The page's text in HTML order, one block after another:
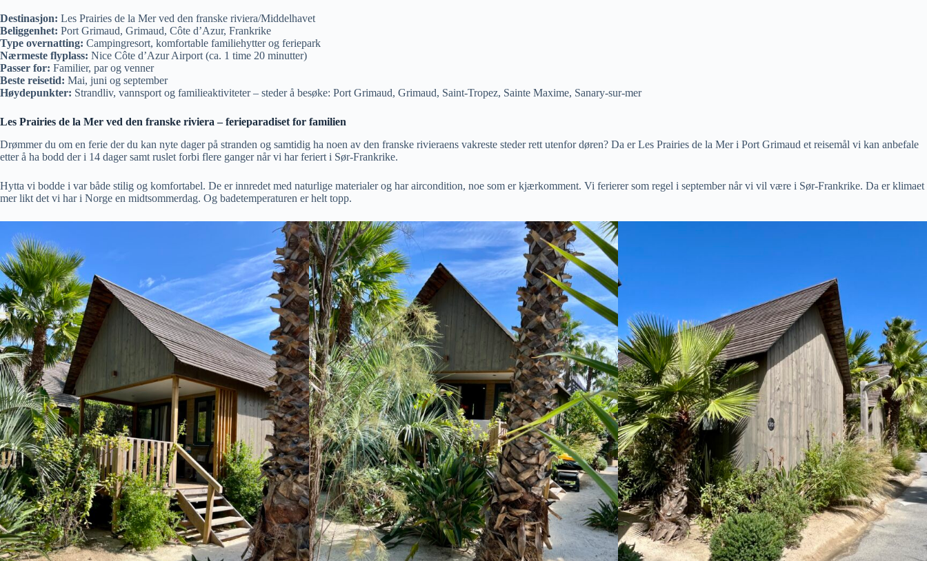
Destinasjon: Les Prairies de la Mer ved den franske riviera/Middelhavet
Beliggenhet: Port Grimaud, Grimaud, Côte d’Azur, Frankrike
Type overnatting: Campingresort, komfortable familiehytter og feriepark
Nærmeste flyplass: Nice Côte d’Azur Airport (ca. 1 time 20 minutter)
Passer for: Familier, par og venner
Beste reisetid: Mai, juni og september
Høydepunkter: Strandliv, vannsport og familieaktiviteter – steder å besøke: Port Grimaud, Grimaud, Saint-Tropez, Sainte Maxime, Sanary-sur-mer
Les Prairies de la Mer ved den franske riviera – ferieparadiset for familien
Drømmer du om en ferie der du kan nyte dager på stranden og samtidig ha noen av den franske rivieraens vakreste steder rett utenfor døren? Da er Les Prairies de la Mer i Port Grimaud et reisemål vi kan anbefale
etter å ha bodd der i 14 dager samt ruslet forbi flere ganger når vi har feriert i Sør-Frankrike.
Hytta vi bodde i var både stilig og komfortabel. De er innredet med naturlige materialer og har aircondition, noe som er kjærkomment. Vi ferierer som regel i september når vi vil være i Sør-Frankrike. Da er klimaet
mer likt det vi har i Norge en midtsommerdag. Og badetemperaturen er helt topp.